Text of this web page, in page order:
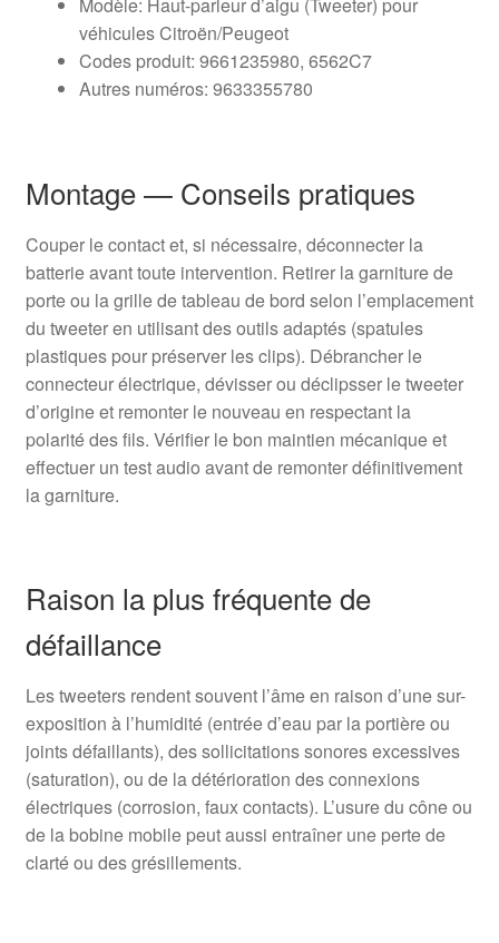
Modèle: Haut-parleur d’aigu (Tweeter) pour
véhicules Citroën/Peugeot
Codes produit: 9661235980, 6562C7
Autres numéros: 9633355780
Montage — Conseils pratiques
Couper le contact et, si nécessaire, déconnecter la
batterie avant toute intervention. Retirer la garniture de
porte ou la grille de tableau de bord selon l’emplacement
du tweeter en utilisant des outils adaptés (spatules
plastiques pour préserver les clips). Débrancher le
connecteur électrique, dévisser ou déclipsser le tweeter
d’origine et remonter le nouveau en respectant la
polarité des fils. Vérifier le bon maintien mécanique et
effectuer un test audio avant de remonter définitivement
la garniture.
Raison la plus fréquente de
défaillance
Les tweeters rendent souvent l’âme en raison d’une sur-
exposition à l’humidité (entrée d’eau par la portière ou
joints défaillants), des sollicitations sonores excessives
(saturation), ou de la détérioration des connexions
électriques (corrosion, faux contacts). L’usure du cône ou
de la bobine mobile peut aussi entraîner une perte de
clarté ou des grésillements.